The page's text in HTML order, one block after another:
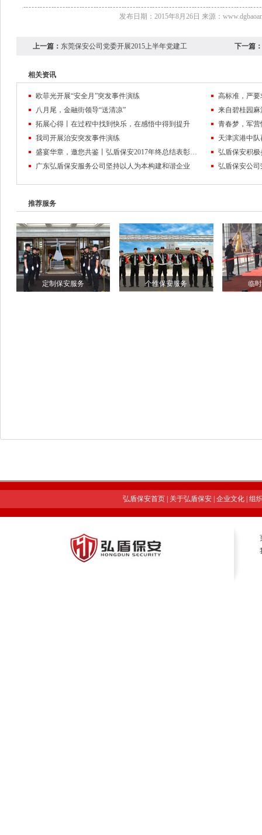
发布日期：2015年8月26日 来源：
上一篇： 东莞保安公司党委开展2015上半年党建工 下一篇：
相关资讯
欧菲光开展“安全月”突发事件演练
高标准，严
八月尾，金融街领导“送清凉”
来自碧桂园
拓展心得丨在过程中找到快乐，在感悟中得到提升
我司开展治安突发事件演练
天津滨港中
盛宴华章，邀您共鉴丨弘盾保安2017年终总结表彰大会暨2018迎春联欢晚会回顾
弘盾保安积
广东弘盾保安服务公司坚持以人为本构建和谐企业
弘盾保安公司
推荐服务
定制保安服务 个性保安服务 临
弘盾保安首页| 关于弘盾保安| 企业文化| 组